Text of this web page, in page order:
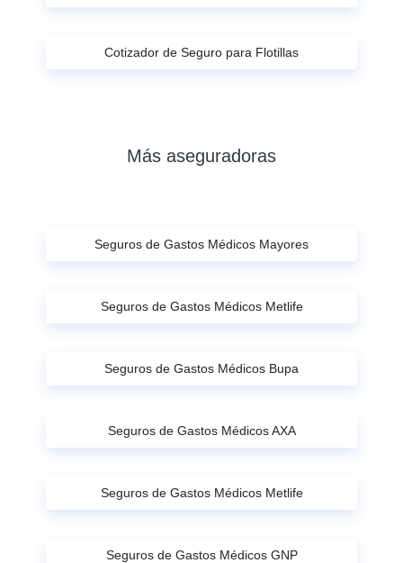
Cotizador de Seguro para Flotillas
Más aseguradoras
Seguros de Gastos Médicos Mayores
Seguros de Gastos Médicos Metlife
Seguros de Gastos Médicos Bupa
Seguros de Gastos Médicos AXA
Seguros de Gastos Médicos Metlife
Seguros de Gastos Médicos GNP